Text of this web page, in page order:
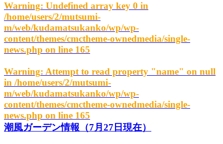
Warning: Undefined array key 0 in
/home/users/2/mutsumi-
m/web/kudamatsukanko/wp/wp-
content/themes/cmctheme-ownedmedia/single-
news.php on line 165
Warning: Attempt to read property "name" on null
in /home/users/2/mutsumi-
m/web/kudamatsukanko/wp/wp-
content/themes/cmctheme-ownedmedia/single-
news.php on line 165
潮風ガーデン情報（7月27日現在）